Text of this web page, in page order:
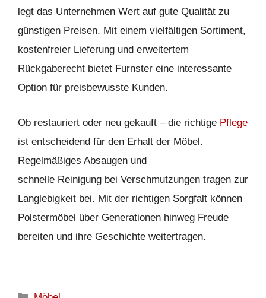
legt das Unternehmen Wert auf gute Qualität zu
günstigen Preisen. Mit einem vielfältigen Sortiment,
kostenfreier Lieferung und erweitertem
Rückgaberecht bietet Furnster eine interessante
Option für preisbewusste Kunden.
Ob restauriert oder neu gekauft – die richtige Pflege
ist entscheidend für den Erhalt der Möbel.
Regelmäßiges Absaugen und
schnelle Reinigung bei Verschmutzungen tragen zur
Langlebigkeit bei. Mit der richtigen Sorgfalt können
Polstermöbel über Generationen hinweg Freude
bereiten und ihre Geschichte weitertragen.
Kategorien